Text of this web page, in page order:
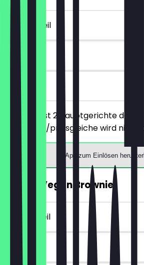
~7 € Vorteil
90 Tage
Du bestellst 2 Hauptgerichte
günstigere/preisgleiche wird nicht
App zum Einlösen
GRATIS Vegan Brownie
~3 € Vorteil